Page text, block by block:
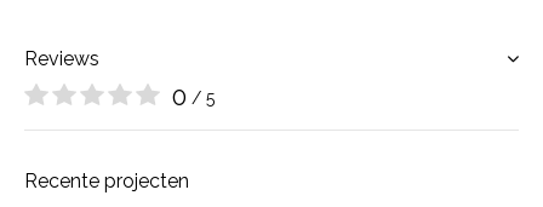
Reviews
0 / 5
Recente projecten